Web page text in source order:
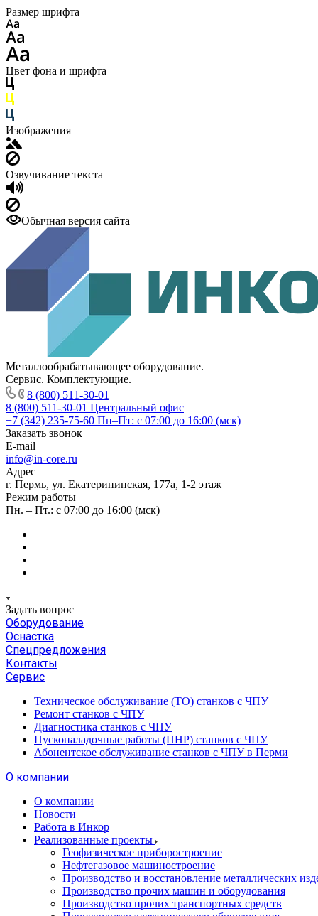
Размер шрифта
Цвет фона и шрифта
Изображения
Озвучивание текста
Обычная версия сайта
Металлообрабатывающее оборудование.
Сервис. Комплектующие.
8 (800) 511-30-01
8 (800) 511-30-01 Центральный офис
+7 (342) 235-75-60 Пн–Пт: с 07:00 до 16:00 (мск)
Заказать звонок
E-mail
info@in-core.ru
Адрес
г. Пермь, ул. ​Екатерининская, 177а, ​1-2 этаж
Режим работы
Пн. – Пт.: с 07:00 до 16:00 (мск)
Задать вопрос
Оборудование
Оснастка
Спецпредложения
Контакты
Сервис
Техническое обслуживание (ТО) станков с ЧПУ
Ремонт станков с ЧПУ
Диагностика станков с ЧПУ
Пусконаладочные работы (ПНР) станков с ЧПУ
Абонентское обслуживание станков с ЧПУ в Перми
О компании
О компании
Новости
Работа в Инкор
Реализованные проекты
Геофизическое приборостроение
Нефтегазовое машиностроение
Производство и восстановление металлических
Производство прочих машин и оборудования
Производство прочих транспортных средств